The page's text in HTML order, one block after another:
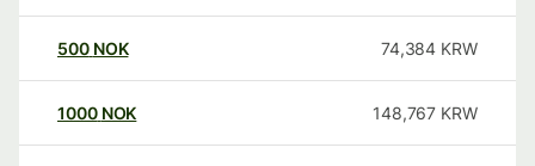
500 NOK 74,384 KRW
1000 NOK 148,767 KRW